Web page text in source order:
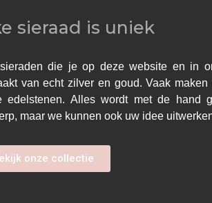
sieraad is uniek
die je op deze website en in
van echt zilver en goud. Vaak
edelstenen. Alles wordt met de hand
maar we kunnen ook uw idee
onze collectie